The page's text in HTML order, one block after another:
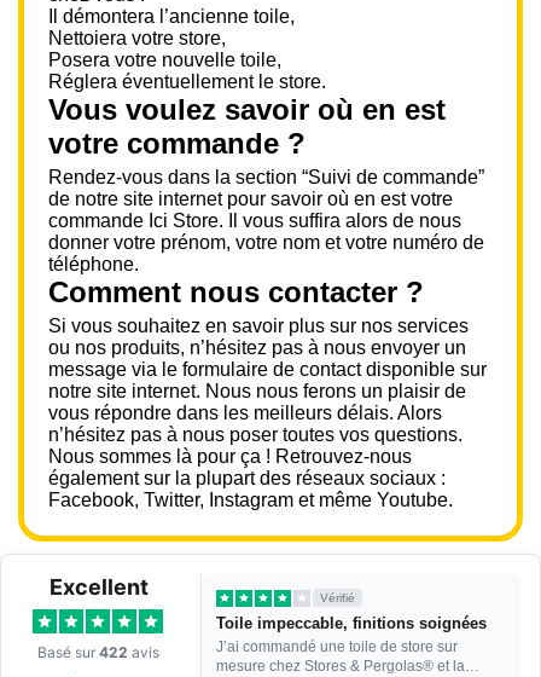
Il démontera l’ancienne toile,
Nettoiera votre store,
Posera votre nouvelle toile,
Réglera éventuellement le store.
Vous voulez savoir où en est
votre commande ?
Rendez-vous dans la section “Suivi de commande”
de notre site internet pour savoir où en est votre
commande Ici Store. Il vous suffira alors de nous
donner votre prénom, votre nom et votre numéro de
téléphone.
Comment nous contacter ?
Si vous souhaitez en savoir plus sur nos services
ou nos produits, n’hésitez pas à nous envoyer un
message via le formulaire de contact disponible sur
notre site internet. Nous nous ferons un plaisir de
vous répondre dans les meilleurs délais. Alors
n’hésitez pas à nous poser toutes vos questions.
Nous sommes là pour ça ! Retrouvez-nous
également sur la plupart des réseaux sociaux :
Facebook, Twitter, Instagram et même Youtube.
Excellent
Basé sur 422 avis
Vérifié
Toile impeccable, finitions soignées
J’ai commandé une toile de store sur
mesure chez Stores & Pergolas® et la